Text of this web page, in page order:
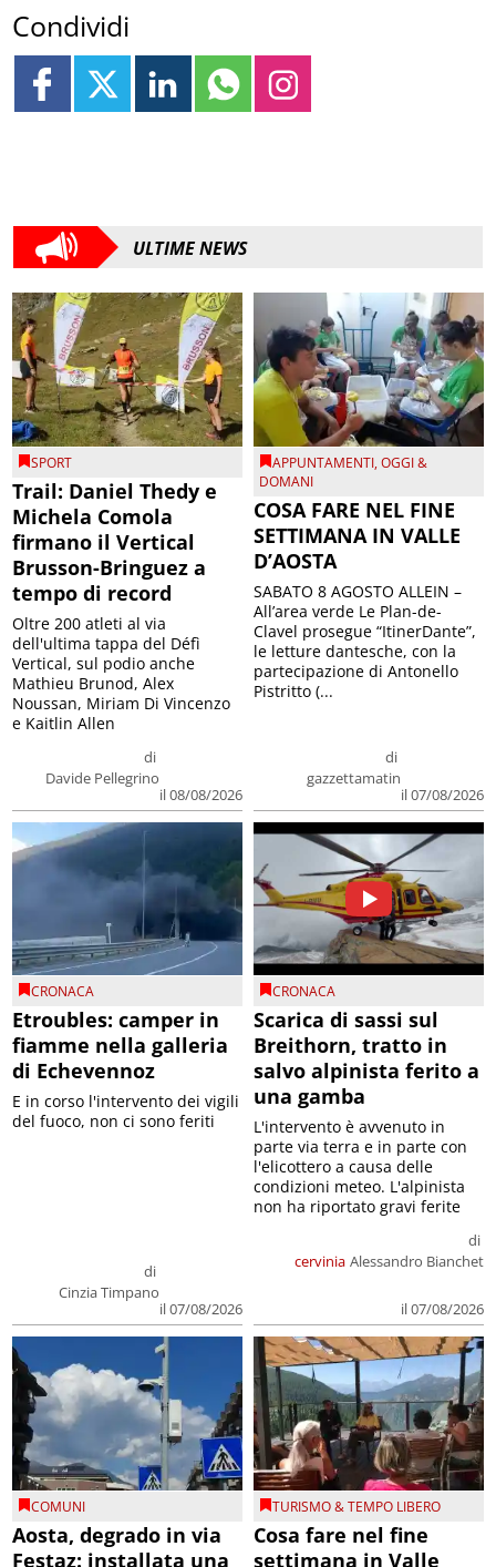
Condividi
ULTIME NEWS
SPORT
Trail: Daniel Thedy e
Michela Comola
firmano il Vertical
Brusson-Bringuez a
tempo di record
di
Davide Pellegrino
il 08/08/2026
Oltre 200 atleti al via
dell'ultima tappa del Défì
Vertical, sul podio anche
Mathieu Brunod, Alex
Noussan, Miriam Di Vincenzo
e Kaitlin Allen
APPUNTAMENTI,OGGI &
DOMANI
COSA FARE NEL FINE
SETTIMANA IN VALLE
D’AOSTA
di
gazzettamatin
il 07/08/2026
SABATO 8 AGOSTO ALLEIN –
All’area verde Le Plan-de-
Clavel prosegue “ItinerDante”,
le letture dantesche, con la
partecipazione di Antonello
Pistritto (...
CRONACA
Etroubles: camper in
fiamme nella galleria
di Echevennoz
di
Cinzia Timpano
il 07/08/2026
E in corso l'intervento dei vigili
del fuoco, non ci sono feriti
CRONACA
Scarica di sassi sul
Breithorn, tratto in
salvo alpinista ferito a
una gamba
cervinia
di
Alessandro Bianchet
il 07/08/2026
L'intervento è avvenuto in
parte via terra e in parte con
l'elicottero a causa delle
condizioni meteo. L'alpinista
non ha riportato gravi ferite
COMUNI
Aosta, degrado in via
Festaz: installata una
TURISMO & TEMPO LIBERO
Cosa fare nel fine
settimana in Valle